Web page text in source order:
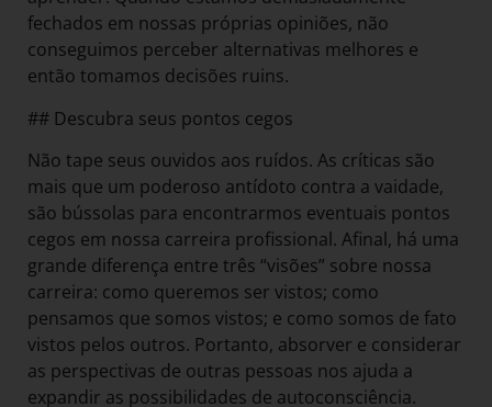
fechados em nossas próprias opiniões, não
conseguimos perceber alternativas melhores e
então tomamos decisões ruins.
## Descubra seus pontos cegos
Não tape seus ouvidos aos ruídos. As críticas são
mais que um poderoso antídoto contra a vaidade,
são bússolas para encontrarmos eventuais pontos
cegos em nossa carreira profissional. Afinal, há uma
grande diferença entre três “visões” sobre nossa
carreira: como queremos ser vistos; como
pensamos que somos vistos; e como somos de fato
vistos pelos outros. Portanto, absorver e considerar
as perspectivas de outras pessoas nos ajuda a
expandir as possibilidades de autoconsciência.